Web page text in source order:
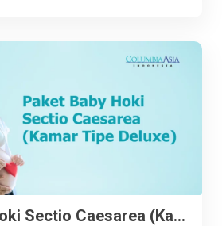
yang aman, nyaman, dan
setiap ibu dan bayi yang
Paket Baby Hoki Sectio Caesarea (Kamar Tipe Deluxe)